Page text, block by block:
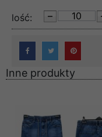
lość:
Inne produkty